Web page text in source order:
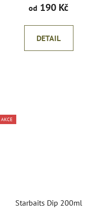
od 190 Kč
DETAIL
AKCE
Starbaits Dip 200ml